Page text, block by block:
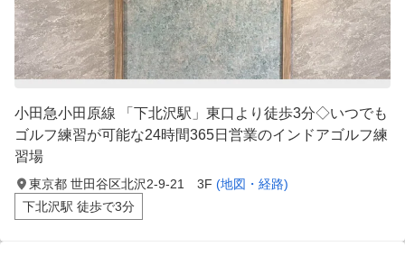
小田急小田原線 「下北沢駅」東口より徒歩3分◇いつでも
ゴルフ練習が可能な24時間365日営業のインドアゴルフ練
習場
東京都 世田谷区北沢2-9-21 3F (地図・経路)
下北沢駅 徒歩で3分